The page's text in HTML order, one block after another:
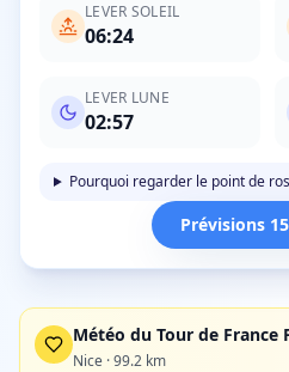
LEVER SOLEIL
06:24
LEVER LUNE
02:57
Pourquoi regarder le point de
Prévisions
Météo du Tour de France
Nice ·99.2 km